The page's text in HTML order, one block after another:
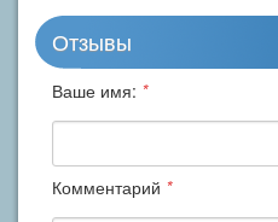
Отзывы
Ваше имя: *
Комментарий *